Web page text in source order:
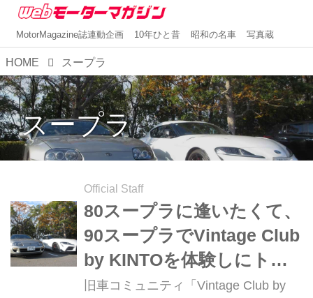
MotorMagazine誌連動企画 10年ひと昔 昭和の名車 写真蔵
HOME スープラ
スープラ
Official Staff
80スープラに逢いたくて、
90スープラでVintage Club
by KINTOを体験しにトヨ
タ博物館へ【ちょいふるダ
旧車コミュニティ「Vintage Club by